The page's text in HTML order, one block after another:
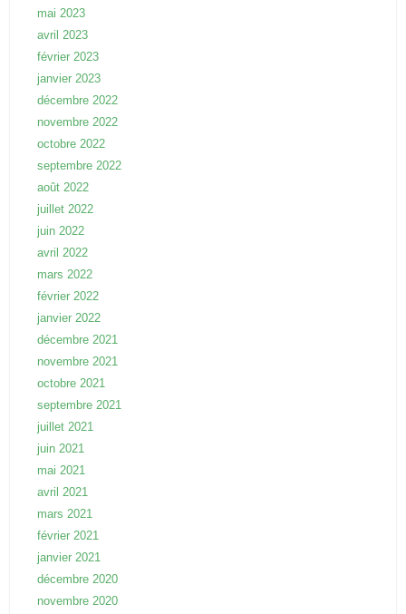
mai 2023
avril 2023
février 2023
janvier 2023
décembre 2022
novembre 2022
octobre 2022
septembre 2022
août 2022
juillet 2022
juin 2022
avril 2022
mars 2022
février 2022
janvier 2022
décembre 2021
novembre 2021
octobre 2021
septembre 2021
juillet 2021
juin 2021
mai 2021
avril 2021
mars 2021
février 2021
janvier 2021
décembre 2020
novembre 2020